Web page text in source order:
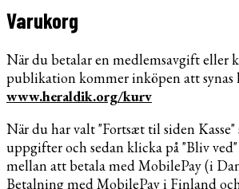
Varukorg
När du betalar en medlemsavgift eller
publikation kommer inköpen att synas
www.heraldik.org/kurv
När du har valt "Fortsæt til siden Kasse"
uppgifter och sedan klicka på "Bliv ved"
mellan att betala med MobilePay (i
Betalning med MobilePay i Finland